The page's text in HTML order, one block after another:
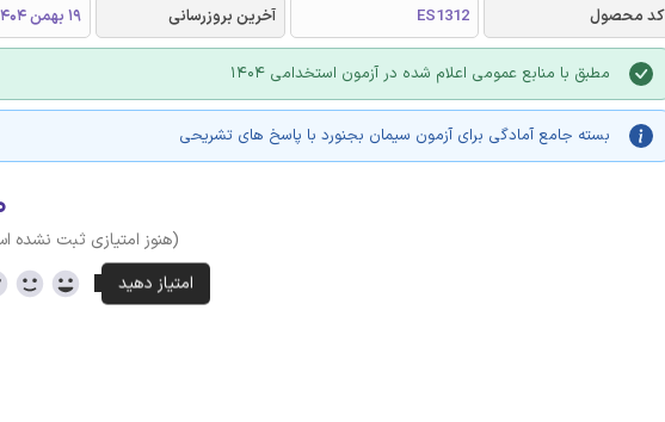
کد محصول
ES1312 آخرین بروزرسانی 19 بهمن 1404
مطبق با منابع عمومی اعلام شده در آزمون استخدامی 1404
بسته جامع آمادگی برای آزمون سیمان بجنورد با پاسخ های تشریحی
(هنوز امتیازی ثبت نشده